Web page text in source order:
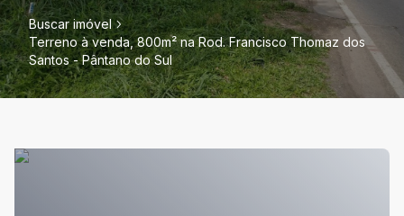
Buscar imóvel
Terreno à venda, 800m² na Rod. Francisco Thomaz dos
Santos - Pântano do Sul